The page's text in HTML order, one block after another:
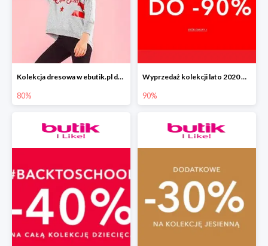
Kolekcja dresowa w ebutik.pl do -80%
80%
Wyprzedaż kolekcji lato 2020 w ebutik.pl do -90%
90%